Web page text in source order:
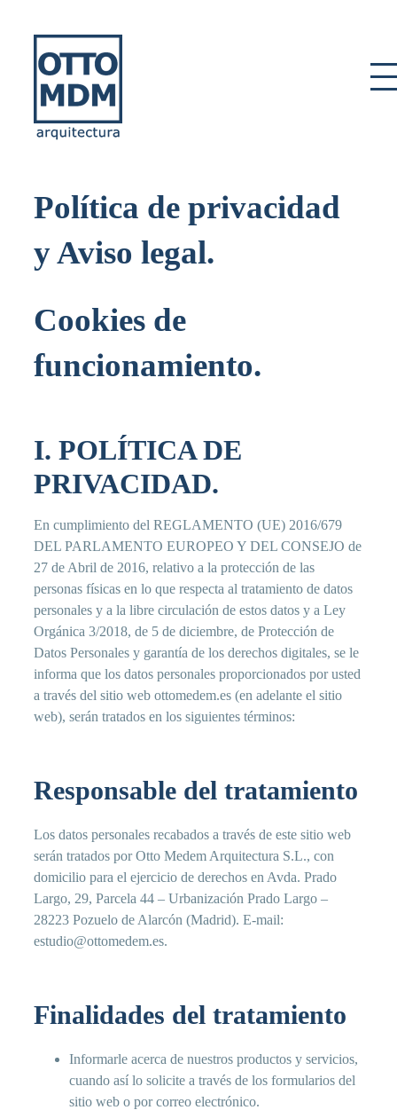
content
Política de privacidad
y Aviso legal.
Cookies de
funcionamiento.
I. POLÍTICA DE
PRIVACIDAD.
En cumplimiento del REGLAMENTO (UE) 2016/679
DEL PARLAMENTO EUROPEO Y DEL CONSEJO de
27 de Abril de 2016, relativo a la protección de las
personas físicas en lo que respecta al tratamiento de datos
personales y a la libre circulación de estos datos y a Ley
Orgánica 3/2018, de 5 de diciembre, de Protección de
Datos Personales y garantía de los derechos digitales, se le
informa que los datos personales proporcionados por usted
a través del sitio web ottomedem.es (en adelante el sitio
web), serán tratados en los siguientes términos:
Responsable del tratamiento
Los datos personales recabados a través de este sitio web
serán tratados por Otto Medem Arquitectura S.L., con
domicilio para el ejercicio de derechos en Avda. Prado
Largo, 29, Parcela 44 – Urbanización Prado Largo –
28223 Pozuelo de Alarcón (Madrid). E-mail:
estudio@ottomedem.es.
Finalidades del tratamiento
Informarle acerca de nuestros productos y servicios,
cuando así lo solicite a través de los formularios del
sitio web o por correo electrónico.